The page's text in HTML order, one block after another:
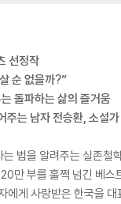
선정작
순 없을까?”
돌파하는 삶의 즐거움
주는 남자 전승환, 소설
법을 알려주는 실존철
만 부를 훌쩍 넘긴 베스
에게 사랑받은 한국을